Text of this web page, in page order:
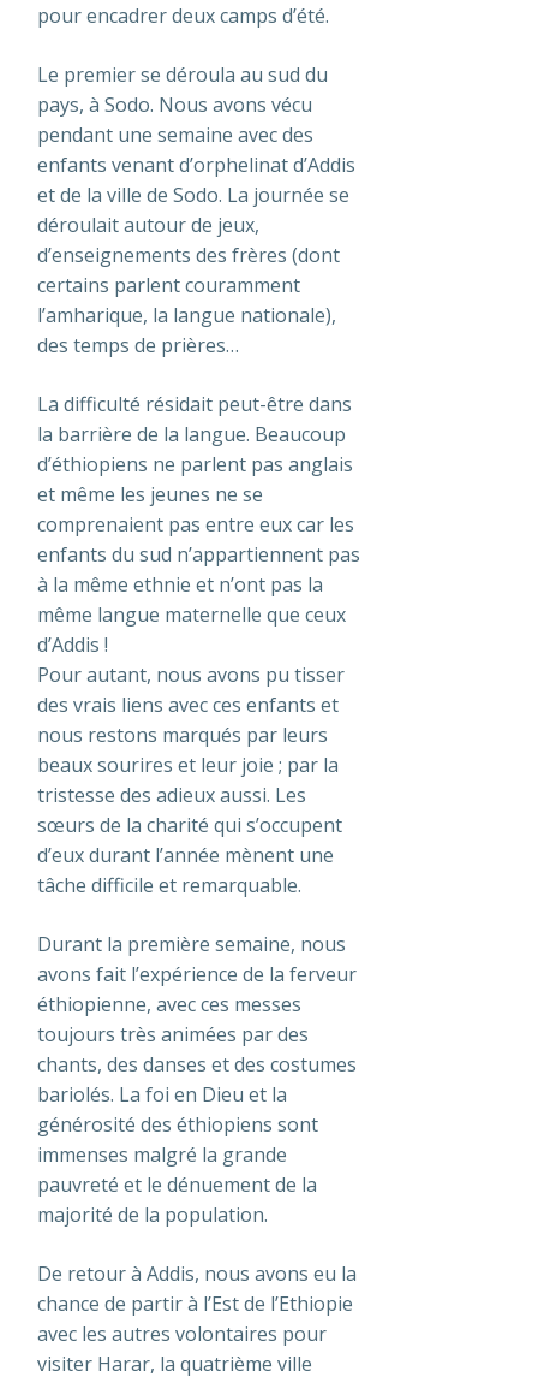
pour encadrer deux camps d’été.
Le premier se déroula au sud du
pays, à Sodo. Nous avons vécu
pendant une semaine avec des
enfants venant d’orphelinat d’Addis
et de la ville de Sodo. La journée se
déroulait autour de jeux,
d’enseignements des frères (dont
certains parlent couramment
l’amharique, la langue nationale),
des temps de prières…
La difficulté résidait peut-être dans
la barrière de la langue. Beaucoup
d’éthiopiens ne parlent pas anglais
et même les jeunes ne se
comprenaient pas entre eux car les
enfants du sud n’appartiennent pas
à la même ethnie et n’ont pas la
même langue maternelle que ceux
d’Addis !
Pour autant, nous avons pu tisser
des vrais liens avec ces enfants et
nous restons marqués par leurs
beaux sourires et leur joie ; par la
tristesse des adieux aussi. Les
sœurs de la charité qui s’occupent
d’eux durant l’année mènent une
tâche difficile et remarquable.
Durant la première semaine, nous
avons fait l’expérience de la ferveur
éthiopienne, avec ces messes
toujours très animées par des
chants, des danses et des costumes
bariolés. La foi en Dieu et la
générosité des éthiopiens sont
immenses malgré la grande
pauvreté et le dénuement de la
majorité de la population.
De retour à Addis, nous avons eu la
chance de partir à l’Est de l’Ethiopie
avec les autres volontaires pour
visiter Harar, la quatrième ville